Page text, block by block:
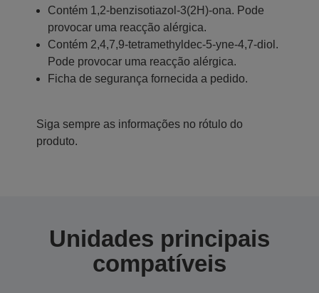
Contém 1,2-benzisotiazol-3(2H)-ona. Pode
provocar uma reacção alérgica.
Contém 2,4,7,9-tetramethyldec-5-yne-4,7-diol.
Pode provocar uma reacção alérgica.
Ficha de segurança fornecida a pedido.
Siga sempre as informações no rótulo do
produto.
Unidades principais
compatíveis